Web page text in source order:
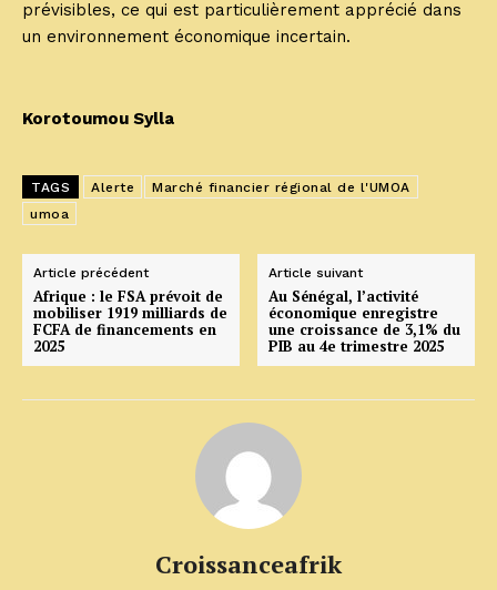
prévisibles, ce qui est particulièrement apprécié dans
un environnement économique incertain.
Korotoumou Sylla
TAGS Alerte
Marché financier régional de l'UMOA
umoa
Article précédent
Afrique : le FSA prévoit de
mobiliser 1919 milliards de
FCFA de financements en
2025
Article suivant
Au Sénégal, l’activité
économique enregistre
une croissance de 3,1% du
PIB au 4e trimestre 2025
Croissanceafrik